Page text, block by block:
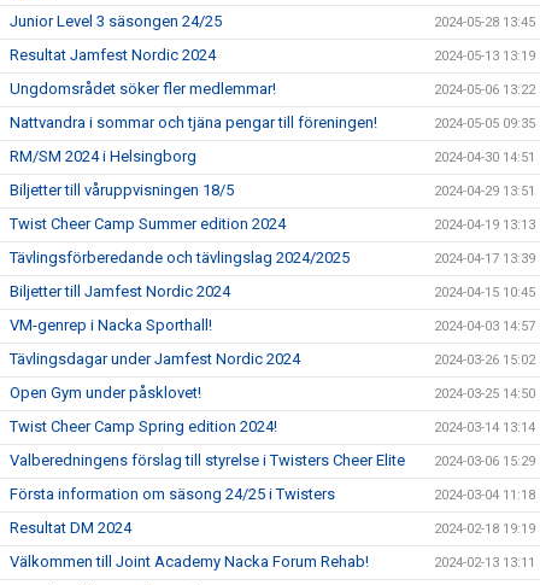
Junior Level 3 säsongen 24/25 2024-05-28 13:45
Resultat Jamfest Nordic 2024 2024-05-13 13:19
Ungdomsrådet söker fler medlemmar! 2024-05-06 13:22
Nattvandra i sommar och tjäna pengar till föreningen! 2024-05-05 09:35
RM/SM 2024 i Helsingborg 2024-04-30 14:51
Biljetter till våruppvisningen 18/5 2024-04-29 13:51
Twist Cheer Camp Summer edition 2024 2024-04-19 13:13
Tävlingsförberedande och tävlingslag 2024/2025 2024-04-17 13:39
Biljetter till Jamfest Nordic 2024 2024-04-15 10:45
VM-genrep i Nacka Sporthall! 2024-04-03 14:57
Tävlingsdagar under Jamfest Nordic 2024 2024-03-26 15:02
Open Gym under påsklovet! 2024-03-25 14:50
Twist Cheer Camp Spring edition 2024! 2024-03-14 13:14
Valberedningens förslag till styrelse i Twisters Cheer Elite 2024-03-06 15:29
Första information om säsong 24/25 i Twisters 2024-03-04 11:18
Resultat DM 2024 2024-02-18 19:19
Välkommen till Joint Academy Nacka Forum Rehab! 2024-02-13 13:11